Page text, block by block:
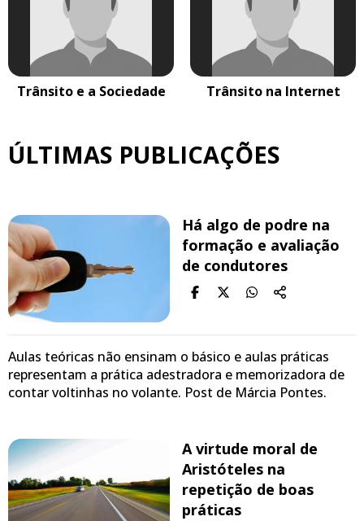
Trânsito e a Sociedade Trânsito na Internet
ÚLTIMAS PUBLICAÇÕES
Há algo de podre na
formação e avaliação
de condutores
Aulas teóricas não ensinam o básico e aulas práticas
representam a prática adestradora e memorizadora de
contar voltinhas no volante. Post de Márcia Pontes.
A virtude moral de
Aristóteles na
repetição de boas
práticas